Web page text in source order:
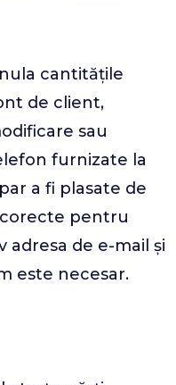
cantitățile
de client,
sau
furnizate la
a fi plasate de
pentru
de e-mail și
este necesar.